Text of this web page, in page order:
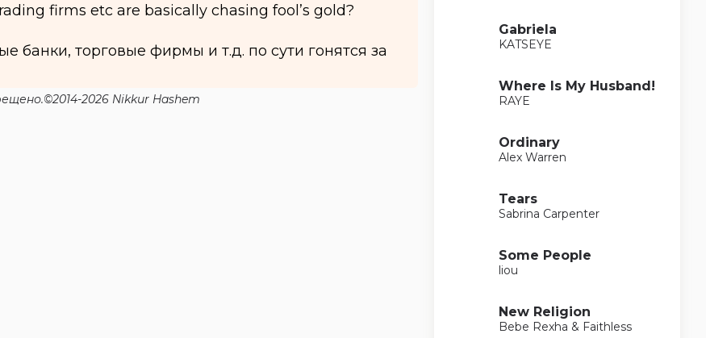
firms etc are basically chasing fool’s gold?
банки, торговые фирмы и т.д. по сути гонятся за
2026 Nikkur Hashem
Gabriela
KATSEYE
Where Is My Husband!
RAYE
Ordinary
Alex Warren
Tears
Sabrina Carpenter
Some People
liou
New Religion
Bebe Rexha & Faithless